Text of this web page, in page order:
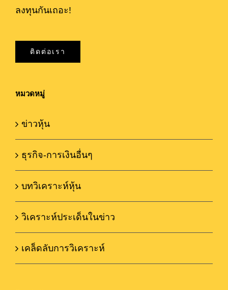
ลงทุนกันเถอะ!
ติดต่อเรา
หมวดหมู่
ข่าวหุ้น
ธุรกิจ-การเงินอื่นๆ
บทวิเคราะห์หุ้น
วิเคราะห์ประเด็นในข่าว
เคล็ดลับการวิเคราะห์